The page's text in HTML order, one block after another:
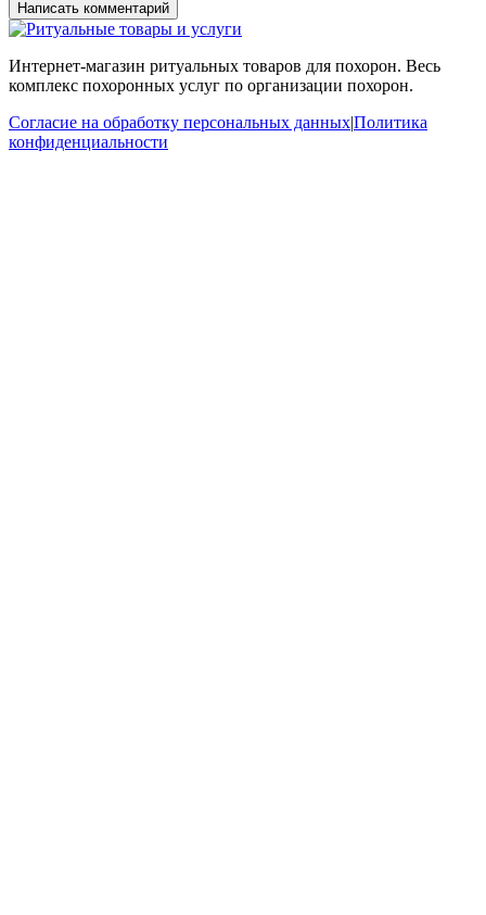
Интернет-магазин ритуальных товаров для похорон. Весь
комплекс похоронных услуг по организации похорон.
Согласие на обработку персональных данных|Политика
конфиденциальности